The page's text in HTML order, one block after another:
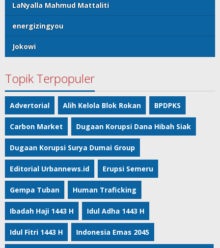
LaNyalla Mahmud Mattaliti
energizingyou
Jokowi
Topik Terpopuler
Advertorial Alih Kelola Blok Rokan BPDPKS
Carbon Market Dugaan Korupsi Dana Hibah Siak
Dugaan Korupsi Surya Dumai Group
Editorial Urbannews.id Erupsi Semeru
Gempa Tuban Human Traficking
Ibadah Haji 1443 H Idul Adha 1443 H
Idul Fitri 1443 H Indonesia Emas 2045